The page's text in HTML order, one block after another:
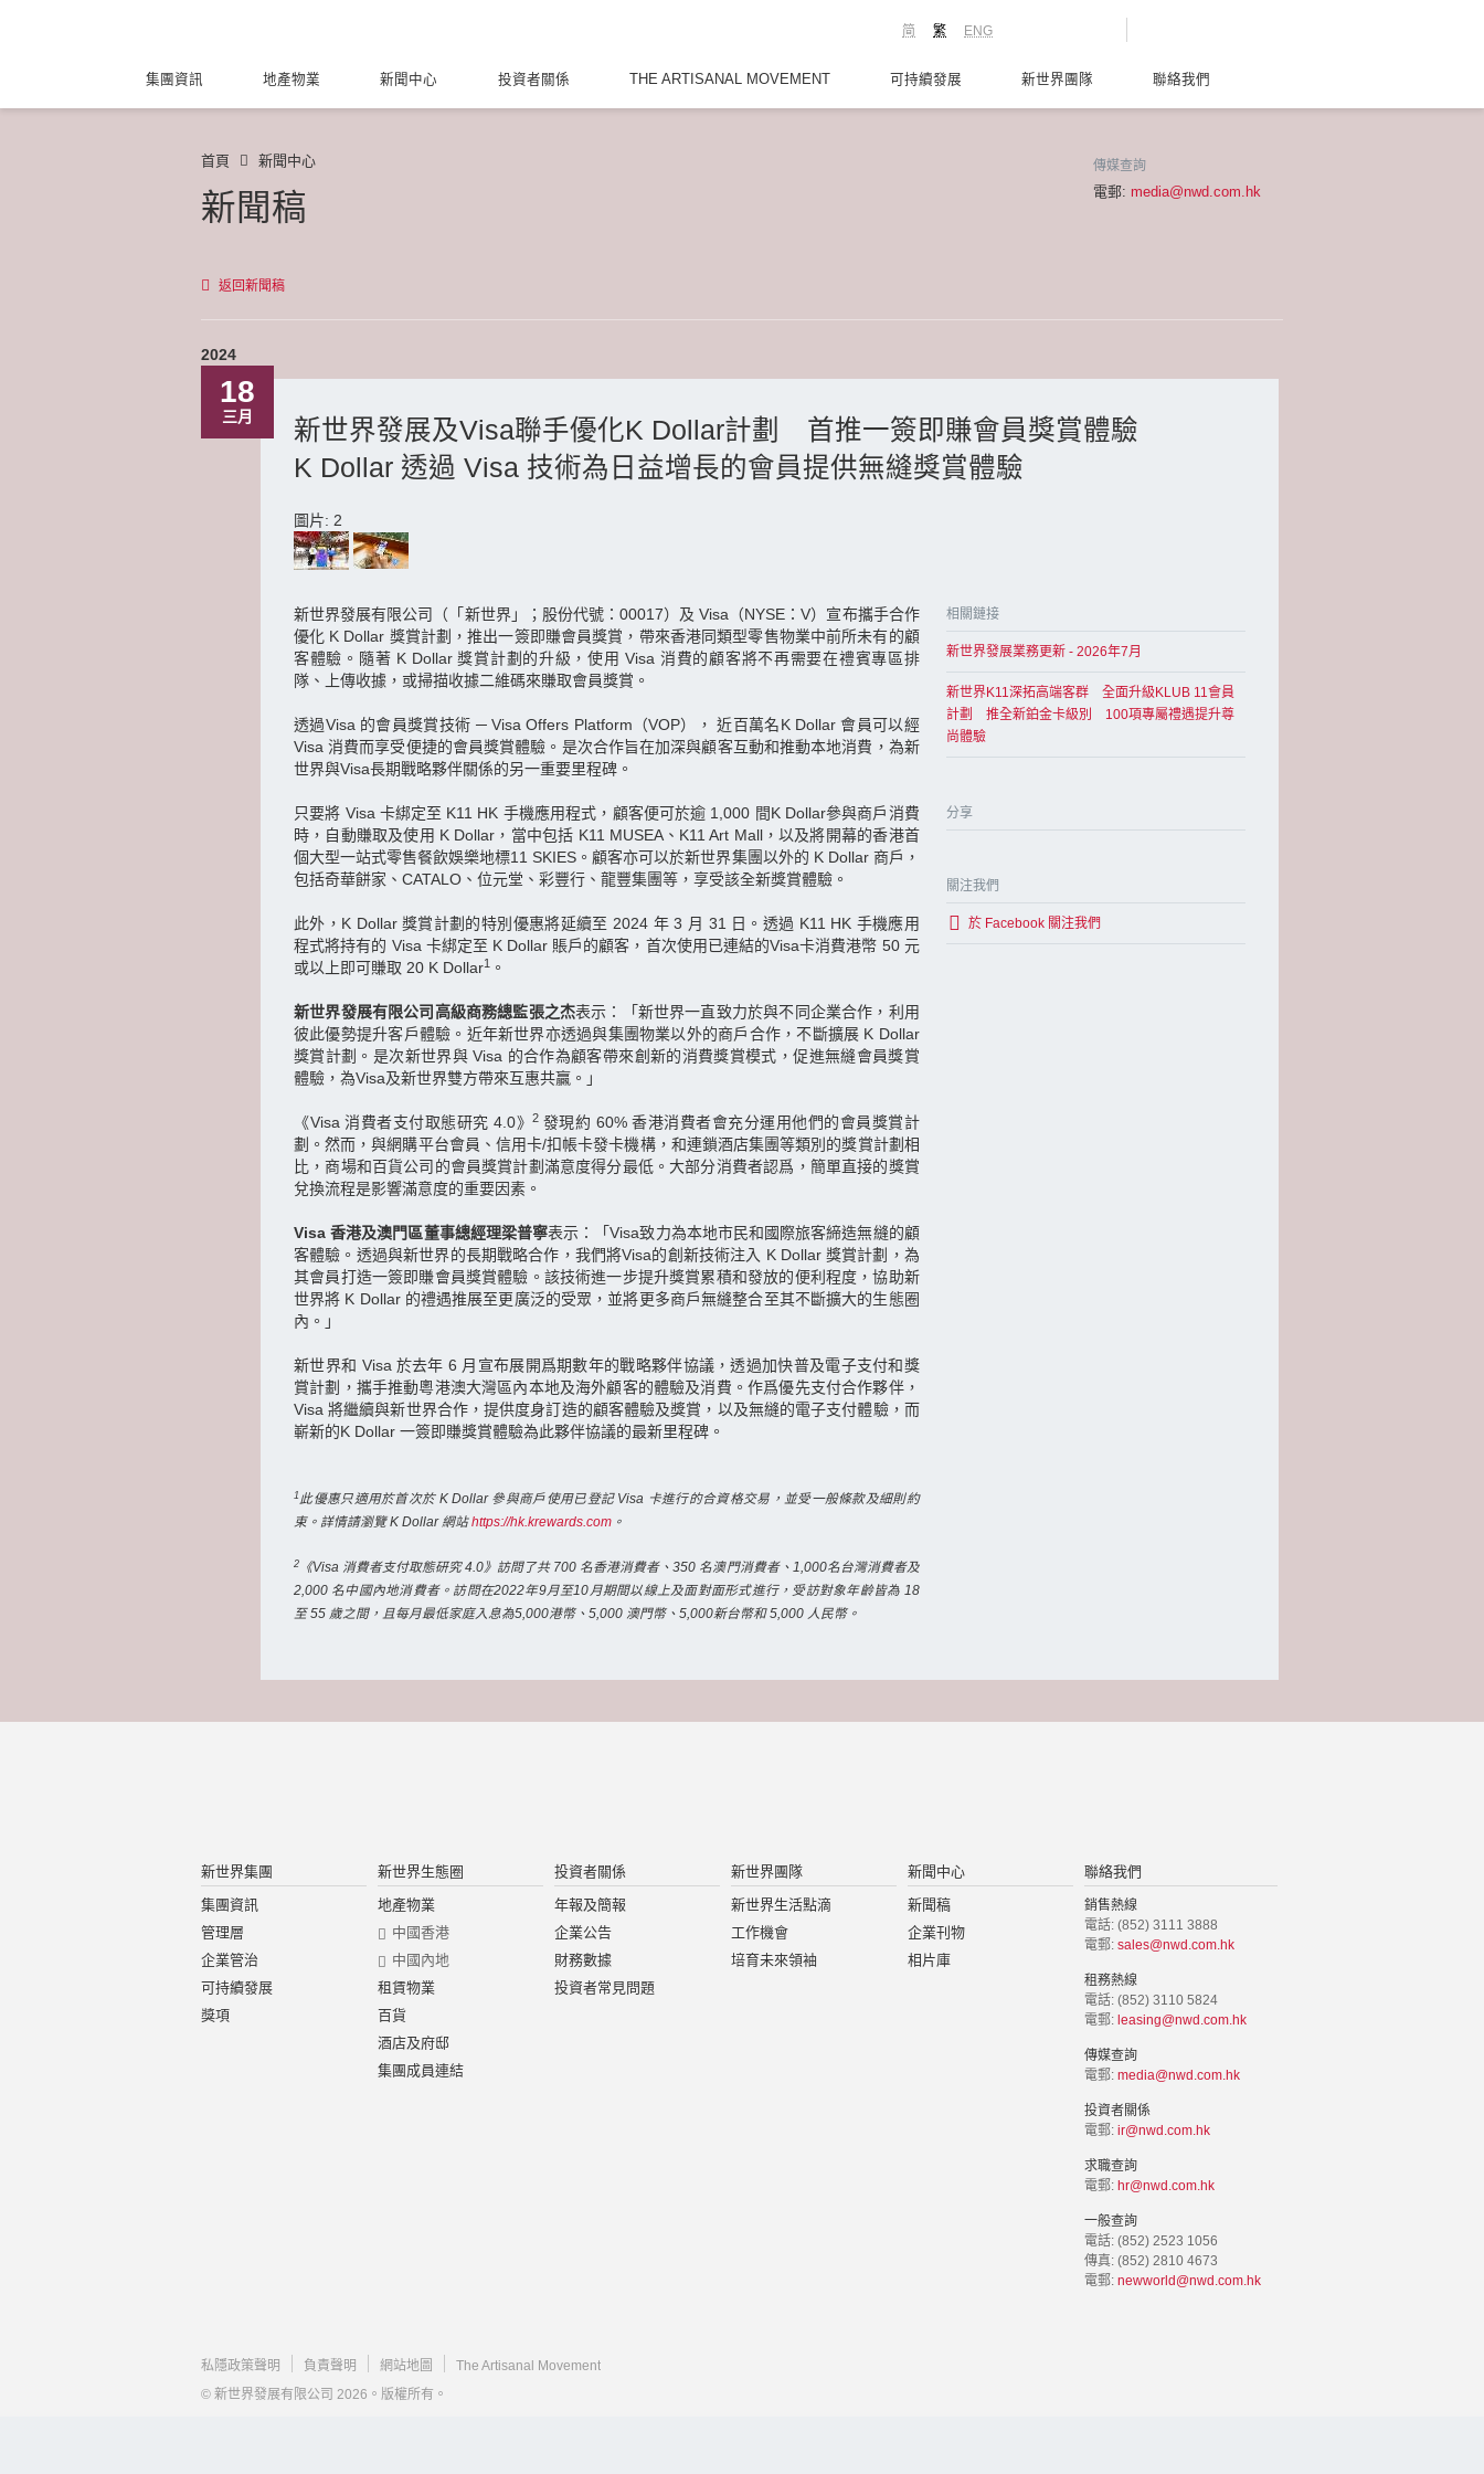
ENG
繁
简
集團資訊 地產物業 新聞中心 投資者關係 THE ARTISANAL MOVEMENT 可持續發展 新世界團隊 聯絡我們
首頁 新聞中心
新聞稿
傳媒查詢
電郵: media@nwd.com.hk
返回新聞稿
2024
18
三月
新世界發展及Visa聯手優化K Dollar計劃 首推一簽即賺會員獎賞體驗
K Dollar 透過 Visa 技術為日益增長的會員提供無縫獎賞體驗
圖片: 2
新世界發展有限公司（「新世界」；股份代號：00017）及 Visa（NYSE：V）宣布攜手合作
優化 K Dollar 獎賞計劃，推出一簽即賺會員獎賞，帶來香港同類型零售物業中前所未有的顧
客體驗。隨著 K Dollar 獎賞計劃的升級，使用 Visa 消費的顧客將不再需要在禮賓專區排
隊、上傳收據，或掃描收據二維碼來賺取會員獎賞。
透過Visa 的會員獎賞技術 ─ Visa Offers Platform（VOP）， 近百萬名K Dollar 會員可以經
Visa 消費而享受便捷的會員獎賞體驗。是次合作旨在加深與顧客互動和推動本地消費，為新
世界與Visa長期戰略夥伴關係的另一重要里程碑。
只要將 Visa 卡綁定至 K11 HK 手機應用程式，顧客便可於逾 1,000 間K Dollar參與商戶消費
時，自動賺取及使用 K Dollar，當中包括 K11 MUSEA、K11 Art Mall，以及將開幕的香港首
個大型一站式零售餐飲娛樂地標11 SKIES。顧客亦可以於新世界集團以外的 K Dollar 商戶，
包括奇華餅家、CATALO、位元堂、彩豐行、龍豐集團等，享受該全新獎賞體驗。
此外，K Dollar 獎賞計劃的特別優惠將延續至 2024 年 3 月 31 日。透過 K11 HK 手機應用
程式將持有的 Visa 卡綁定至 K Dollar 賬戶的顧客，首次使用已連結的Visa卡消費港幣 50 元
或以上即可賺取 20 K Dollar1 。
新世界發展有限公司高級商務總監張之杰表示：「新世界一直致力於與不同企業合作，利用
彼此優勢提升客戶體驗。近年新世界亦透過與集團物業以外的商戶合作，不斷擴展 K Dollar
獎賞計劃。是次新世界與 Visa 的合作為顧客帶來創新的消費獎賞模式，促進無縫會員獎賞
體驗，為Visa及新世界雙方帶來互惠共贏。」
《Visa 消費者支付取態研究 4.0》2 發現約 60% 香港消費者會充分運用他們的會員獎賞計
劃。然而，與網購平台會員、信用卡/扣帳卡發卡機構，和連鎖酒店集團等類別的獎賞計劃相
比，商場和百貨公司的會員獎賞計劃滿意度得分最低。大部分消費者認爲，簡單直接的獎賞
兌換流程是影響滿意度的重要因素。
Visa 香港及澳門區董事總經理梁普寧表示：「Visa致力為本地市民和國際旅客締造無縫的顧
客體驗。透過與新世界的長期戰略合作，我們將Visa的創新技術注入 K Dollar 獎賞計劃，為
其會員打造一簽即賺會員獎賞體驗。該技術進一步提升獎賞累積和發放的便利程度，協助新
世界將 K Dollar 的禮遇推展至更廣泛的受眾，並將更多商戶無縫整合至其不斷擴大的生態圈
內。」
新世界和 Visa 於去年 6 月宣布展開爲期數年的戰略夥伴協議，透過加快普及電子支付和獎
賞計劃，攜手推動粵港澳大灣區內本地及海外顧客的體驗及消費。作爲優先支付合作夥伴，
Visa 將繼續與新世界合作，提供度身訂造的顧客體驗及獎賞，以及無縫的電子支付體驗，而
嶄新的K Dollar 一簽即賺獎賞體驗為此夥伴協議的最新里程碑。
1 此優惠只適用於首次於 K Dollar 參與商戶使用已登記 Visa 卡進行的合資格交易，並受一般條款及細則約
束。詳情請瀏覽 K Dollar 網站https://hk.krewards.com 。
2
《Visa 消費者支付取態研究 4.0》訪問了共 700 名香港消費者、350 名澳門消費者、1,000名台灣消費者及
2,000 名中國內地消費者。訪問在2022年9月至10月期間以線上及面對面形式進行，受訪對象年齡皆為 18
至 55 歲之間，且每月最低家庭入息為5,000港幣、5,000 澳門幣、5,000新台幣和 5,000 人民幣。
相關鏈接
新世界發展業務更新 - 2026年7月
新世界K11深拓高端客群 全面升級KLUB 11會員
計劃 推全新鉑金卡級別 100項專屬禮遇提升尊
尚體驗
分享
關注我們
於 Facebook 關注我們
新世界集團
集團資訊
管理層
企業管治
可持續發展
獎項
新世界生態圈
地產物業
中國香港
中國內地
租賃物業
百貨
酒店及府邸
集團成員連結
投資者關係
年報及簡報
企業公告
財務數據
投資者常見問題
新世界團隊
新世界生活點滴
工作機會
培育未來領袖
新聞中心
新聞稿
企業刊物
相片庫
聯絡我們
銷售熱線
電話: (852) 3111 3888
電郵: sales@nwd.com.hk
租務熱線
電話: (852) 3110 5824
電郵: leasing@nwd.com.hk
傳媒查詢
電郵: media@nwd.com.hk
投資者關係
電郵: ir@nwd.com.hk
求職查詢
電郵: hr@nwd.com.hk
一般查詢
電話: (852) 2523 1056
傳真: (852) 2810 4673
電郵: newworld@nwd.com.hk
私隱政策聲明 負責聲明 網站地圖
The Artisanal Movement
© 新世界發展有限公司 2026。版權所有。